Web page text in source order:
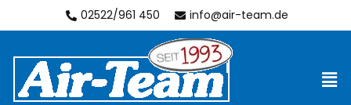
02522/961 450 info@air-team.de